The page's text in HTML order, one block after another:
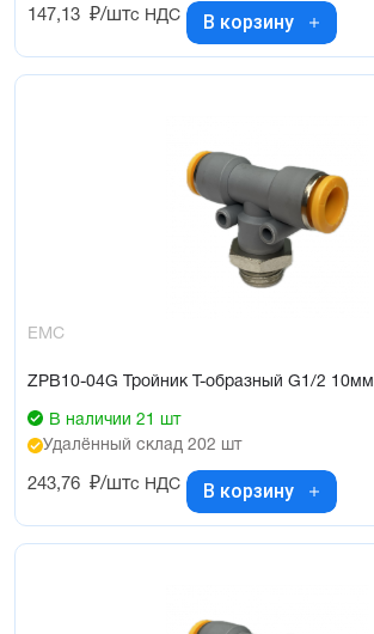
147,13 ₽/штс НДС В корзину
EMC
ZPB10-04G Тройник Т-образный G1/2 10мм
В наличии 21 шт
Удалённый склад 202 шт
243,76 ₽/штс НДС В корзину